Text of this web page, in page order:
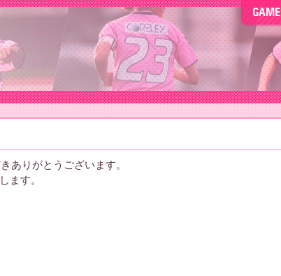
GAME
ありがとうございます。
ます。